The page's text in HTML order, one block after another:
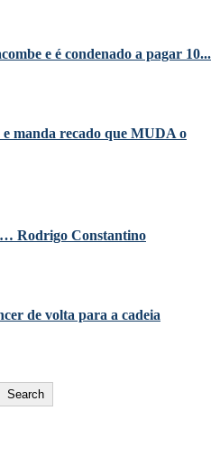
e é condenado a pagar 10...
manda recado que MUDA o
Rodrigo Constantino
de volta para a cadeia
Search